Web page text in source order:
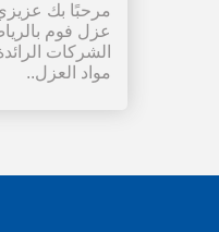
مرحبًا بك
عزل فوم
الشركات
مواد العزل..